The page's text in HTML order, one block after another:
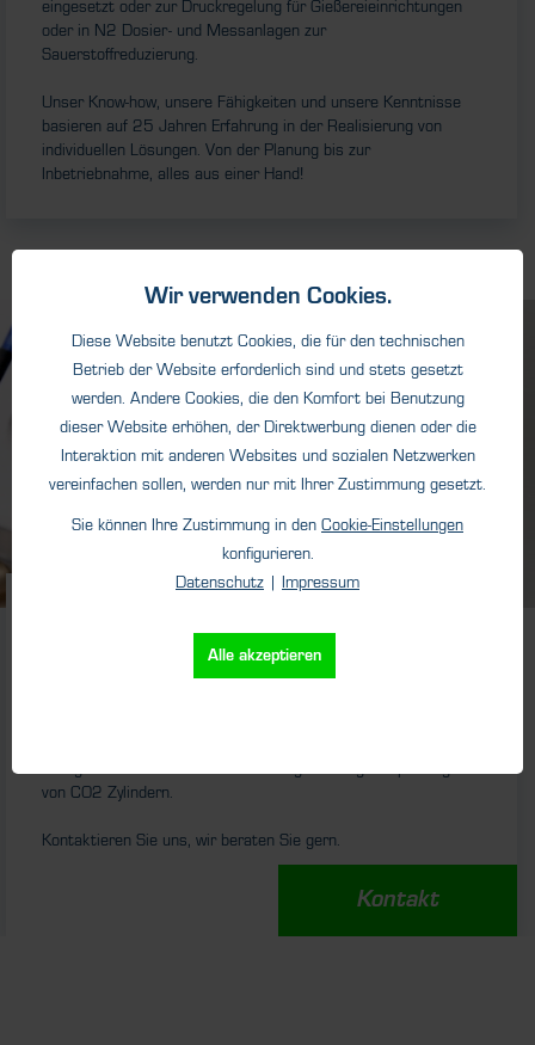
eingesetzt oder zur Druckregelung für Gießereieinrichtungen
oder in N2 Dosier- und Messanlagen zur
Sauerstoffreduzierung.
Unser Know-how, unsere Fähigkeiten und unsere Kenntnisse
basieren auf 25 Jahren Erfahrung in der Realisierung von
individuellen Lösungen. Von der Planung bis zur
Inbetriebnahme, alles aus einer Hand!
Sicher ist sicher!
Neuigkeiten: schnelle und zuverlässige Dichtigkeitsprüfung
von CO2 Zylindern.
Kontaktieren Sie uns, wir beraten Sie gern.
Kontakt
Wir verwenden Cookies.
Diese Website benutzt Cookies, die für den technischen
Betrieb der Website erforderlich sind und stets gesetzt
werden. Andere Cookies, die den Komfort bei Benutzung
dieser Website erhöhen, der Direktwerbung dienen oder die
Interaktion mit anderen Websites und sozialen Netzwerken
vereinfachen sollen, werden nur mit Ihrer Zustimmung gesetzt.
Sie können Ihre Zustimmung in den Cookie-Einstellungen
konfigurieren.
Datenschutz
Impressum
Alle akzeptieren